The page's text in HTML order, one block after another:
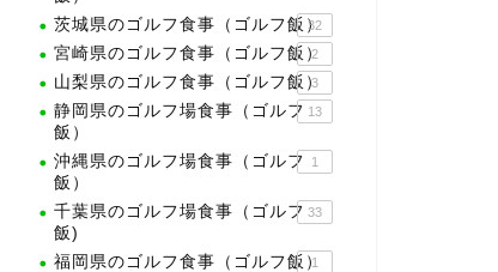
茨城県のゴルフ食事（ゴルフ飯）
32
宮崎県のゴルフ食事（ゴルフ飯）
2
山梨県のゴルフ食事（ゴルフ飯）
3
静岡県のゴルフ場食事（ゴルフ
飯）
13
沖縄県のゴルフ場食事（ゴルフ
飯）
1
千葉県のゴルフ場食事（ゴルフ
飯)
33
福岡県のゴルフ食事（ゴルフ飯）1